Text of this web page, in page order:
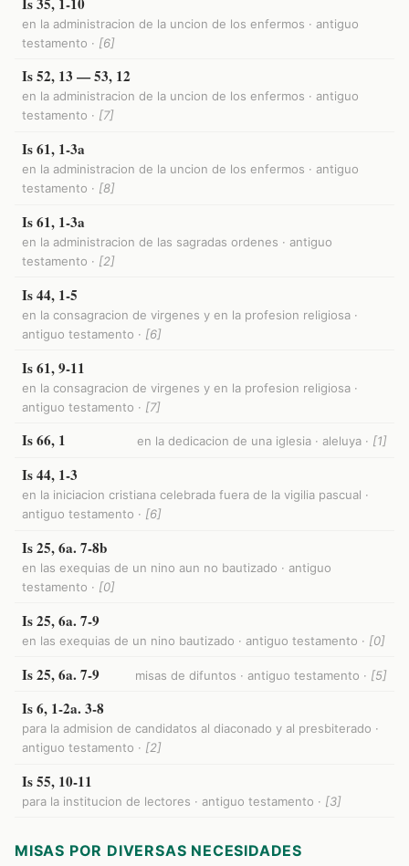
en la administracion de la uncion de los enfermos · antiguo
testamento · [6]
Is 52, 13 — 53, 12
en la administracion de la uncion de los enfermos · antiguo
testamento · [7]
Is 61, 1-3a
en la administracion de la uncion de los enfermos · antiguo
testamento · [8]
Is 61, 1-3a
en la administracion de las sagradas ordenes · antiguo
testamento · [2]
Is 44, 1-5
en la consagracion de virgenes y en la profesion religiosa ·
antiguo testamento · [6]
Is 61, 9-11
en la consagracion de virgenes y en la profesion religiosa ·
antiguo testamento · [7]
Is 66, 1 en la dedicacion de una iglesia · aleluya · [1]
Is 44, 1-3
en la iniciacion cristiana celebrada fuera de la vigilia pascual ·
antiguo testamento · [6]
Is 25, 6a. 7-8b
en las exequias de un nino aun no bautizado · antiguo
testamento · [0]
Is 25, 6a. 7-9
en las exequias de un nino bautizado · antiguo testamento · [0]
Is 25, 6a. 7-9 misas de difuntos · antiguo testamento · [5]
Is 6, 1-2a. 3-8
para la admision de candidatos al diaconado y al presbiterado ·
antiguo testamento · [2]
Is 55, 10-11
para la institucion de lectores · antiguo testamento · [3]
MISAS POR DIVERSAS NECESIDADES